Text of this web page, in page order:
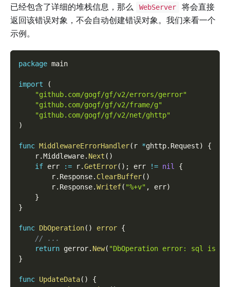
已经包含了详细的堆栈信息，那么
WebServer
将会直接
返回该错误对象，不会自动创建错误对象。我们来看一个
示例。
package main
import
(
"github.com/gogf/gf/v2/errors/gerror"
"github.com/gogf/gf/v2/frame/g"
"github.com/gogf/gf/v2/net/ghttp"
)
func MiddlewareErrorHandler( r *ghttp. Request)
{
    r
.Middleware. Next ( )
if err := r.GetError( ) ; err != nil
{
        r
. Response. ClearBuffer( )
        r
. Response.Writef( "%+v" , err)
}
}
func DbOperation( ) error {
// ...
return gerror. New( "DbOperation error: sql is
}
func UpdateData( )
{